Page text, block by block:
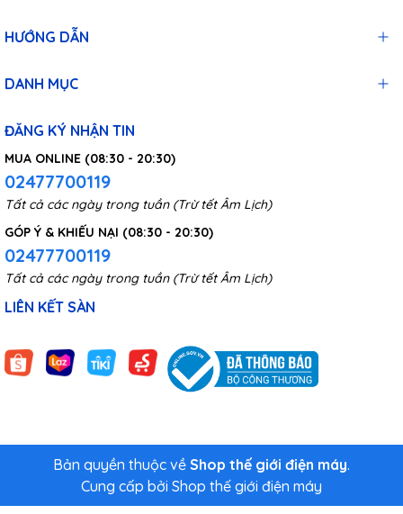
HƯỚNG DẪN
DANH MỤC
ĐĂNG KÝ NHẬN TIN
MUA ONLINE (08:30 - 20:30)
02477700119
Tất cả các ngày trong tuần (Trừ tết Âm Lịch)
GÓP Ý & KHIẾU NẠI (08:30 - 20:30)
02477700119
Tất cả các ngày trong tuần (Trừ tết Âm Lịch)
LIÊN KẾT SÀN
Bản quyền thuộc về Shop thế giới điện máy.
Cung cấp bởi Shop thế giới điện máy